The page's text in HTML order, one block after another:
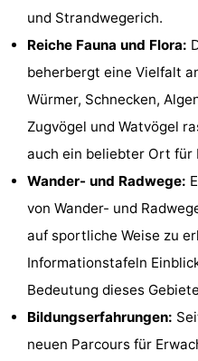
tun
Museen
Denkmäler
Aussichtspunkte
Attraktionen
Bauernhöfe
-
Spielplätze
Indoor-
Spielplätze
Minigolfplätze
Wellness-
Zentren
Dörfer
und Strandwegerich.
Reiche Fauna und Flora:
beherbergt eine Vielfalt
Würmer, Schnecken,
Zugvögel und Watvögel
auch ein beliebter Ort für
Wander- und Radwege:
von Wander- und
auf sportliche Weise zu
Informationstafeln
Bedeutung dieses
Bildungserfahrungen:
neuen Parcours für